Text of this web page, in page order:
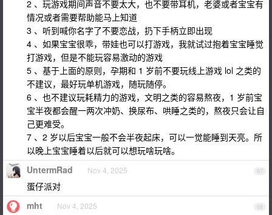
2 、玩游戏期间声音不要太大，也不要带耳机，老婆或者宝宝有
情况或者需要帮助能马上知道
3 、听到喊你名字了不要恋战，扔下手柄立即出现
4 、如果宝宝很乖，带娃也可以打游戏，我就试过抱着宝宝睡觉
打游戏，但是不能玩容易激动的游戏
5 、基于上面的原则，孕期和 1 岁前不要玩线上游戏 lol 之类的
不建议，最好玩单机游戏，随玩随停。
6 、也不建议玩耗精力的游戏，文明之类的容易熬夜，1 岁前宝
宝半夜都会醒一两次冲奶、换尿布、哄睡之类的，熬夜只会让自
己更难受。
7 、2 岁以后宝宝一般不会半夜起床，可以一觉能睡到天亮。所
以晚上宝宝睡着以后就可以想玩啥玩啥。
67
UntermRad Nov 4, 2025
蛋仔派对
68
mht Nov 4, 2025